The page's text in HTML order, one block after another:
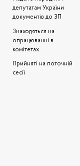
депутатам України
документів до ЗП
Знаходяться на
опрацюванні в
комітетах
Прийняті на поточній
сесії